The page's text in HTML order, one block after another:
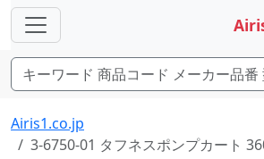
Airis1.co.jp
3-6750-01 タフネスポンプカート